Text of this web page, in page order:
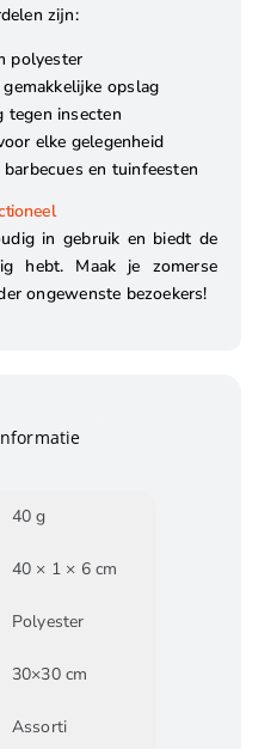
zijn:
polyester
opslag
tegen insecten
elke gelegenheid
en tuinfeesten
in gebruik en biedt de
hebt. Maak je zomerse
ongewenste bezoekers!
40 g
40 × 1 × 6 cm
Polyester
30×30 cm
Assorti